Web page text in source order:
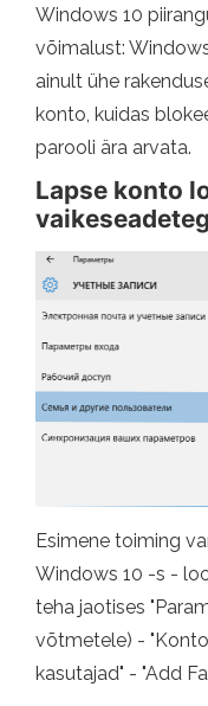
Windows 10
võimalust:
ainult ühe
konto, kuidas
parooli ära arvata.
Lapse konto
Esimene toiming
Windows 10 -s -
teha jaotises
võtmetele) -
kasutajad" - "Add